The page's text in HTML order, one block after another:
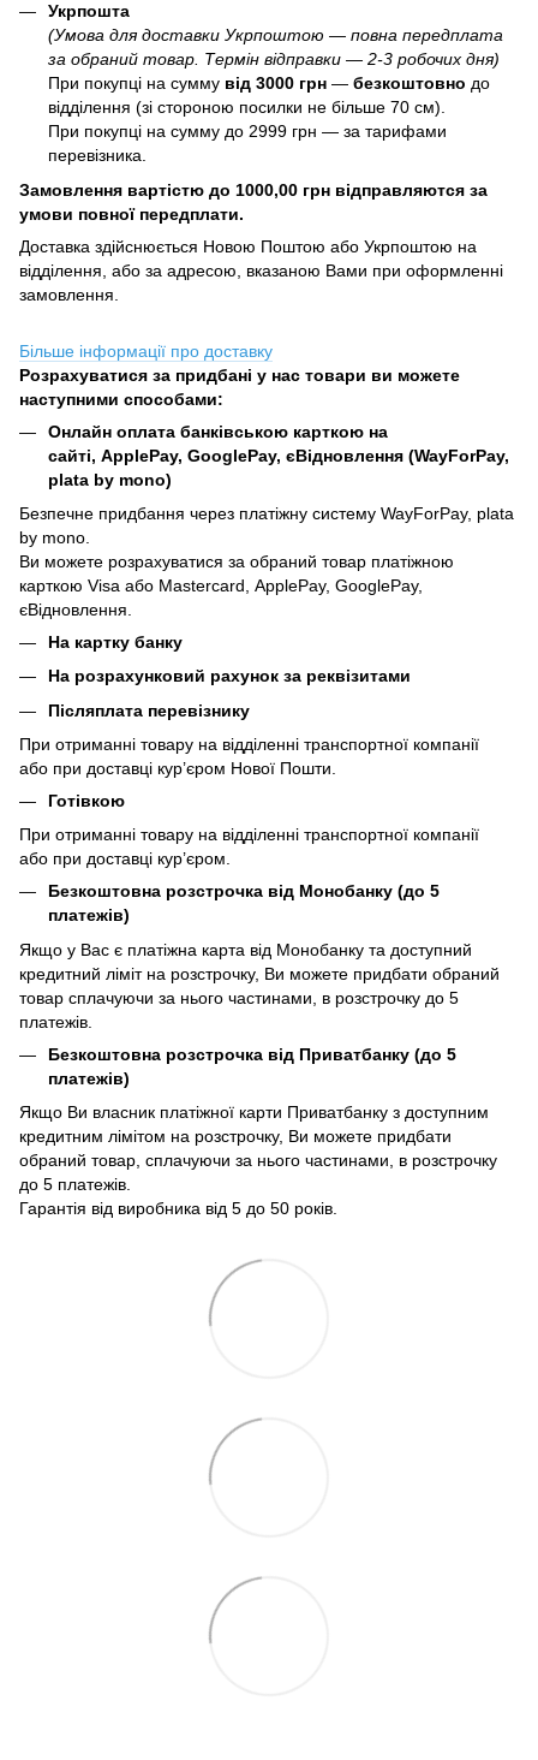
Укрпошта
(Умова для доставки Укрпоштою — повна передплата
за обраний товар. Термін відправки — 2-3 робочих дня)
При покупці на сумму від 3000 грн — безкоштовно до
відділення (зі стороною посилки не більше 70 см).
При покупці на сумму до 2999 грн — за тарифами
перевізника.
Замовлення вартістю до 1000,00 грн відправляются за
умови повної передплати.
Доставка здійснюється Новою Поштою або Укрпоштою на
відділення, або за адресою, вказаною Вами при оформленні
замовлення.
Більше інформації про доставку
Розрахуватися за придбані у нас товари ви можете
наступними способами:
Онлайн оплата банківською карткою на
сайті, ApplePay, GooglePay, єВідновлення (WayForPay,
plata by mono)
Безпечне придбання через платіжну систему WayForPay, plata
by mono.
Ви можете розрахуватися за обраний товар платіжною
карткою Visa або Mastercard, ApplePay, GooglePay,
єВідновлення.
На картку банку
На розрахунковий рахунок за реквізитами
Післяплата перевізнику
При отриманні товару на відділенні транспортної компанії
або при доставці кур’єром Нової Пошти.
Готівкою
При отриманні товару на відділенні транспортної компанії
або при доставці кур’єром.
Безкоштовна розстрочка від Монобанку (до 5
платежів)
Якщо у Вас є платіжна карта від Монобанку та доступний
кредитний ліміт на розстрочку, Ви можете придбати обраний
товар сплачуючи за нього частинами, в розстрочку до 5
платежів.
Безкоштовна розстрочка від Приватбанку (до 5
платежів)
Якщо Ви власник платіжної карти Приватбанку з доступним
кредитним лімітом на розстрочку, Ви можете придбати
обраний товар, сплачуючи за нього частинами, в розстрочку
до 5 платежів.
Гарантія від виробника від 5 до 50 років.